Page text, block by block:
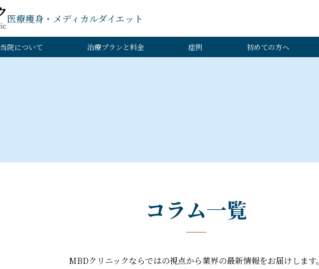
医療痩身・メディカルダイエット
当院について 治療プランと料金 症例 初めての方へ
コラム一覧
MBDクリニックならではの視点から業界の最新情報をお届けします。